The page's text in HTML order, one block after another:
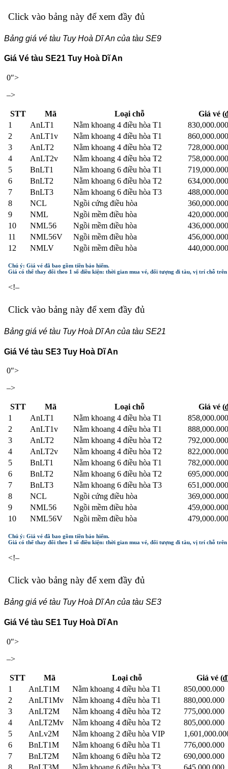
Click vào bảng này để xem đầy đủ
Bảng giá vé tàu Tuy Hoà Dĩ An của tàu SE9
Giá Vé tàu SE21 Tuy Hoà Dĩ An
0″>
–>
STT Mã Loại chỗ
Giá vé
1
AnLT1 Nằm khoang 4 điều hòa T1
830,000.000
2
AnLT1v Nằm khoang 4 điều hòa T1
860,000.000
3
AnLT2 Nằm khoang 4 điều hòa T2
728,000.000
4
AnLT2v Nằm khoang 4 điều hòa T2
758,000.000
5
BnLT1 Nằm khoang 6 điều hòa T1
719,000.000
6
BnLT2 Nằm khoang 6 điều hòa T2
634,000.000
7
BnLT3 Nằm khoang 6 điều hòa T3
488,000.000
8
NCL Ngồi cứng điều hòa
360,000.000
9
NML Ngồi mềm điều hòa
420,000.000
10
NML56 Ngồi mềm điều hòa
436,000.000
11
NML56V Ngồi mềm điều hòa
456,000.000
12
NMLV Ngồi mềm điều hòa 440,000.000
Chú ý: Giá vé đã bao gồm tiền bảo hiểm.
Giá có thể thay đổi theo 1 số điều kiện: thời gian mua vé, đối tượng đi tàu, vị trí chỗ
<!–
Click vào bảng này để xem đầy đủ
Bảng giá vé tàu Tuy Hoà Dĩ An của tàu SE21
Giá Vé tàu SE3 Tuy Hoà Dĩ An
0″>
–>
STT Mã Loại chỗ
Giá vé
1
AnLT1 Nằm khoang 4 điều hòa T1
858,000.000
2
AnLT1v Nằm khoang 4 điều hòa T1
888,000.000
3
AnLT2 Nằm khoang 4 điều hòa T2
792,000.000
4
AnLT2v Nằm khoang 4 điều hòa T2
822,000.000
5
BnLT1 Nằm khoang 6 điều hòa T1
782,000.000
6
BnLT2 Nằm khoang 6 điều hòa T2
695,000.000
7
BnLT3 Nằm khoang 6 điều hòa T3
651,000.000
8
NCL Ngồi cứng điều hòa
369,000.000
9
NML56 Ngồi mềm điều hòa
459,000.000
10
NML56V Ngồi mềm điều hòa 479,000.000
Chú ý: Giá vé đã bao gồm tiền bảo hiểm.
Giá có thể thay đổi theo 1 số điều kiện: thời gian mua vé, đối tượng đi tàu, vị trí chỗ
<!–
Click vào bảng này để xem đầy đủ
Bảng giá vé tàu Tuy Hoà Dĩ An của tàu SE3
Giá Vé tàu SE1 Tuy Hoà Dĩ An
0″>
–>
STT Mã Loại chỗ
Giá vé
1
AnLT1M Nằm khoang 4 điều hòa T1
850,000.000
2
AnLT1Mv Nằm khoang 4 điều hòa T1
880,000.000
3
AnLT2M Nằm khoang 4 điều hòa T2
775,000.000
4
AnLT2Mv Nằm khoang 4 điều hòa T2
805,000.000
5
AnLv2M Nằm khoang 2 điều hòa VIP
6
BnLT1M Nằm khoang 6 điều hòa T1
776,000.000
7
BnLT2M Nằm khoang 6 điều hòa T2
690,000.000
8
BnLT3M Nằm khoang 6 điều hòa T3 645,000.000